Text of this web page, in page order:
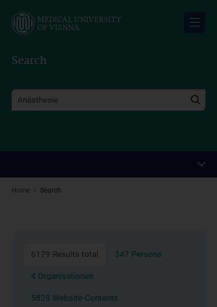
main
Search
Home Search
6179 Results total 347 Persons
4 Organisationen
5828 Website-Contents